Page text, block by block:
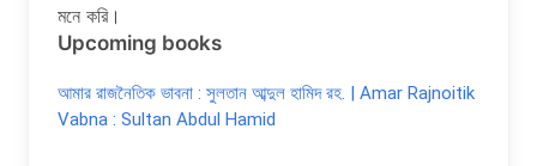
মনে করি।
Upcoming books
আমার রাজনৈতিক ভাবনা : সুলতান আব্দুল হামিদ রহ. | Amar Rajnoitik
Vabna : Sultan Abdul Hamid